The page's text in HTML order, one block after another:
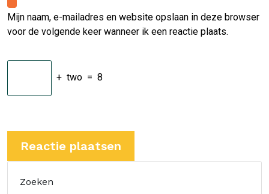
Mijn naam, e-mailadres en website opslaan in deze browser
voor de volgende keer wanneer ik een reactie plaats.
+ two = 8
Zoeken